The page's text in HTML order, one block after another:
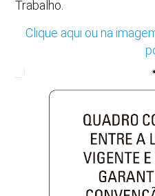
Trabalho.
Clique aqui ou na